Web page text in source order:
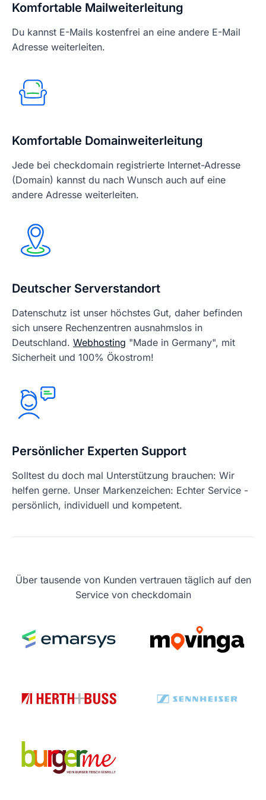
Komfortable Mailweiterleitung
Du kannst E-Mails kostenfrei an eine andere E-Mail
Adresse weiterleiten.
Komfortable Domainweiterleitung
Jede bei checkdomain registrierte Internet-Adresse
(Domain) kannst du nach Wunsch auch auf eine
andere Adresse weiterleiten.
Deutscher Serverstandort
Datenschutz ist unser höchstes Gut, daher befinden
sich unsere Rechenzentren ausnahmslos in
Deutschland. Webhosting "Made in Germany", mit
Sicherheit und 100% Ökostrom!
Persönlicher Experten Support
Solltest du doch mal Unterstützung brauchen: Wir
helfen gerne. Unser Markenzeichen: Echter Service -
persönlich, individuell und kompetent.
Über tausende von Kunden vertrauen täglich auf den
Service von checkdomain